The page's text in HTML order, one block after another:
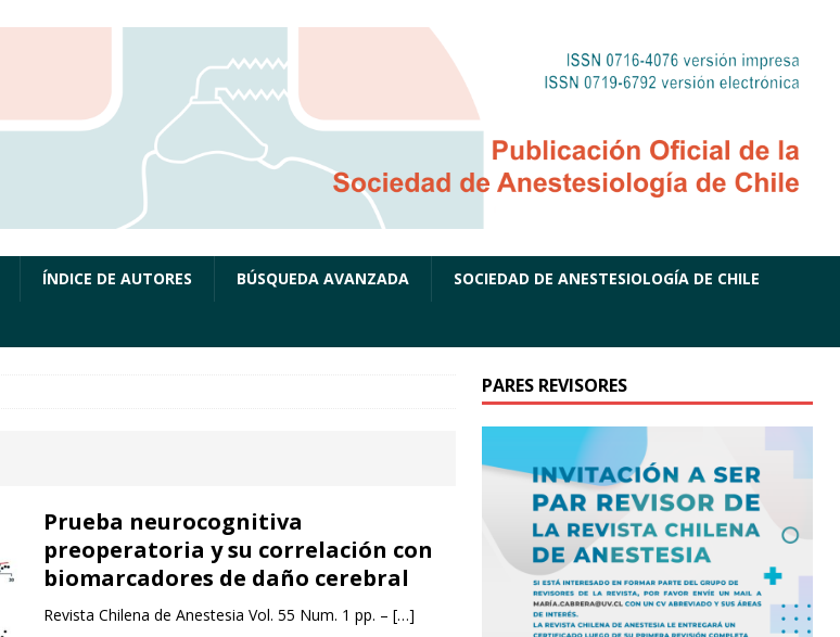
ÍNDICE DE AUTORES BÚSQUEDA AVANZADA SOCIEDAD DE ANESTESIOLOGÍA DE CHILE
Prueba neurocognitiva
preoperatoria y su correlación con
biomarcadores de daño cerebral
Revista Chilena de Anestesia Vol. 55 Num. 1 pp. – […]
PARES REVISORES